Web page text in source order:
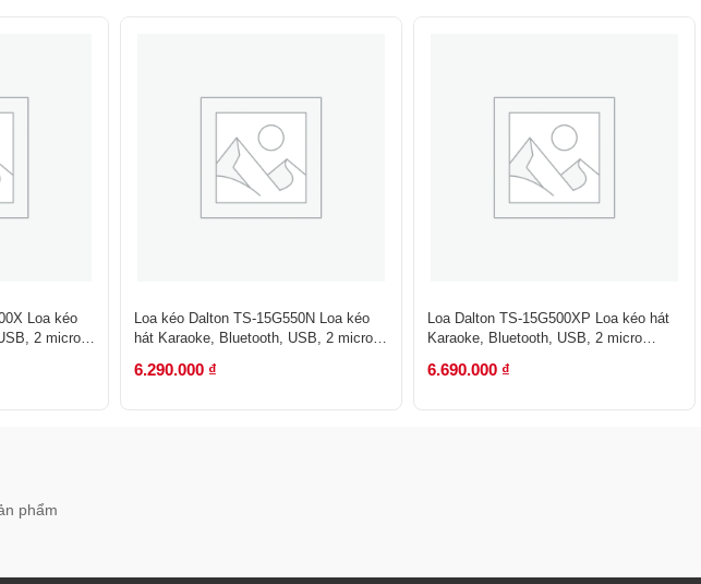
Loa kéo
2 micro
Loa kéo Dalton TS-15G550N Loa kéo
hát Karaoke, Bluetooth, USB, 2 micro
6.290.000 ₫
Loa Dalton TS-15G500XP Loa kéo hát
Karaoke, Bluetooth, USB, 2 micro
6.690.000 ₫
phẩm